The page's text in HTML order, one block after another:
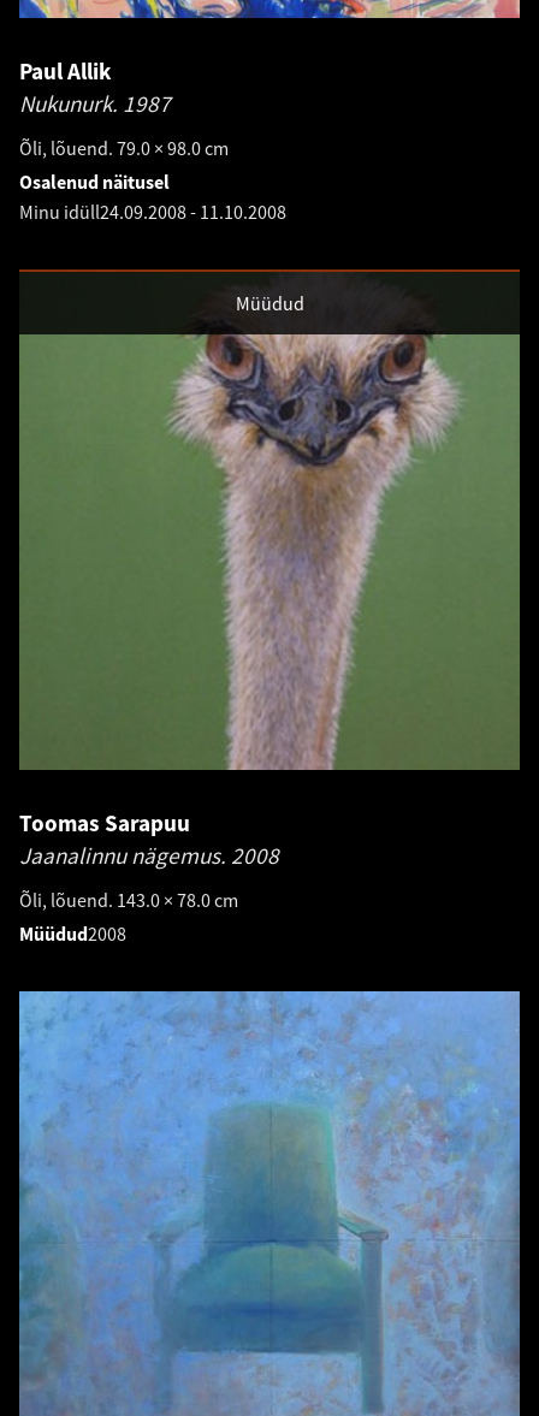
Paul Allik
Nukunurk. 1987
Õli, lõuend. 79.0 × 98.0 cm
Osalenud näitusel
Minu idüll24.09.2008- 11.10.2008
Müüdud
Toomas Sarapuu
Jaanalinnu nägemus. 2008
Õli, lõuend. 143.0 × 78.0 cm
Müüdud2008